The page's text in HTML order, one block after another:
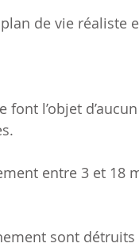
de vie réaliste
l’objet
entre 3 et 18
sont